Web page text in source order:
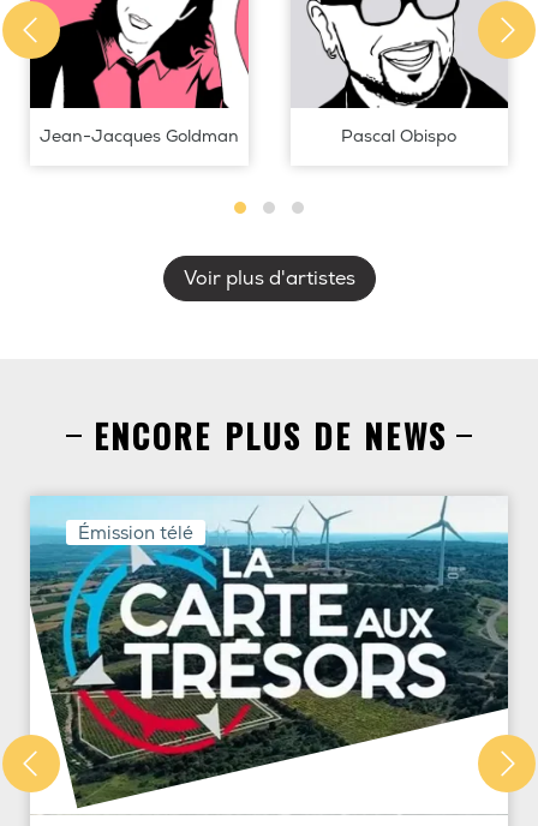
Jean-Jacques Goldman Pascal Obispo
Voir plus d'artistes
ENCORE PLUS DE NEWS
Émission télé